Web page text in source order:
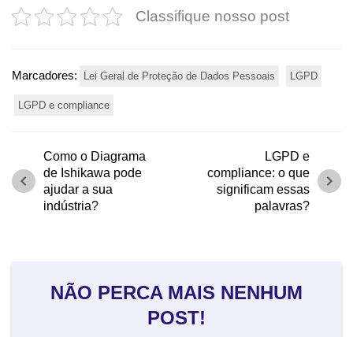
Classifique nosso post
Marcadores: Lei Geral de Proteção de Dados Pessoais LGPD
LGPD e compliance
Como o Diagrama
de Ishikawa pode
ajudar a sua
indústria?
chevron_left
LGPD e
compliance: o que
significam essas
palavras?
chevron_right
NÃO PERCA MAIS NENHUM
POST!